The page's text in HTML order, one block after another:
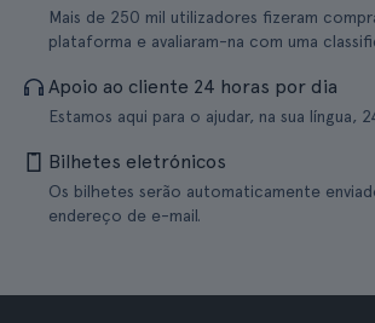
Mais de 250 mil utilizadores fizeram
plataforma e avaliaram-na com uma
Apoio ao cliente 24 horas por dia
Estamos aqui para o ajudar, na sua língua,
Bilhetes eletrónicos
Os bilhetes serão automaticamente
endereço de e-mail.